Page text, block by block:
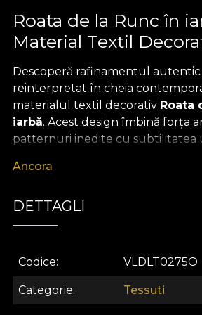
Roata de la Runc în
Material Textil
Descoperă rafinamentul
reinterpretat în cheia
materialul textil decorativ Roata
iarbă. Acest design îmbină forța
patternuri inedite cu subtilitatea
inspirate din folclor sunt
prospețimea ierbii și dinamica
grafică expresivă transformă orice
statement pentru iubitorii de
Versatilitatea acestui material
recomandă pentru multiple
Ancora
DETTAGLI
Codice VLDLT0275O
Categorie Tessuti